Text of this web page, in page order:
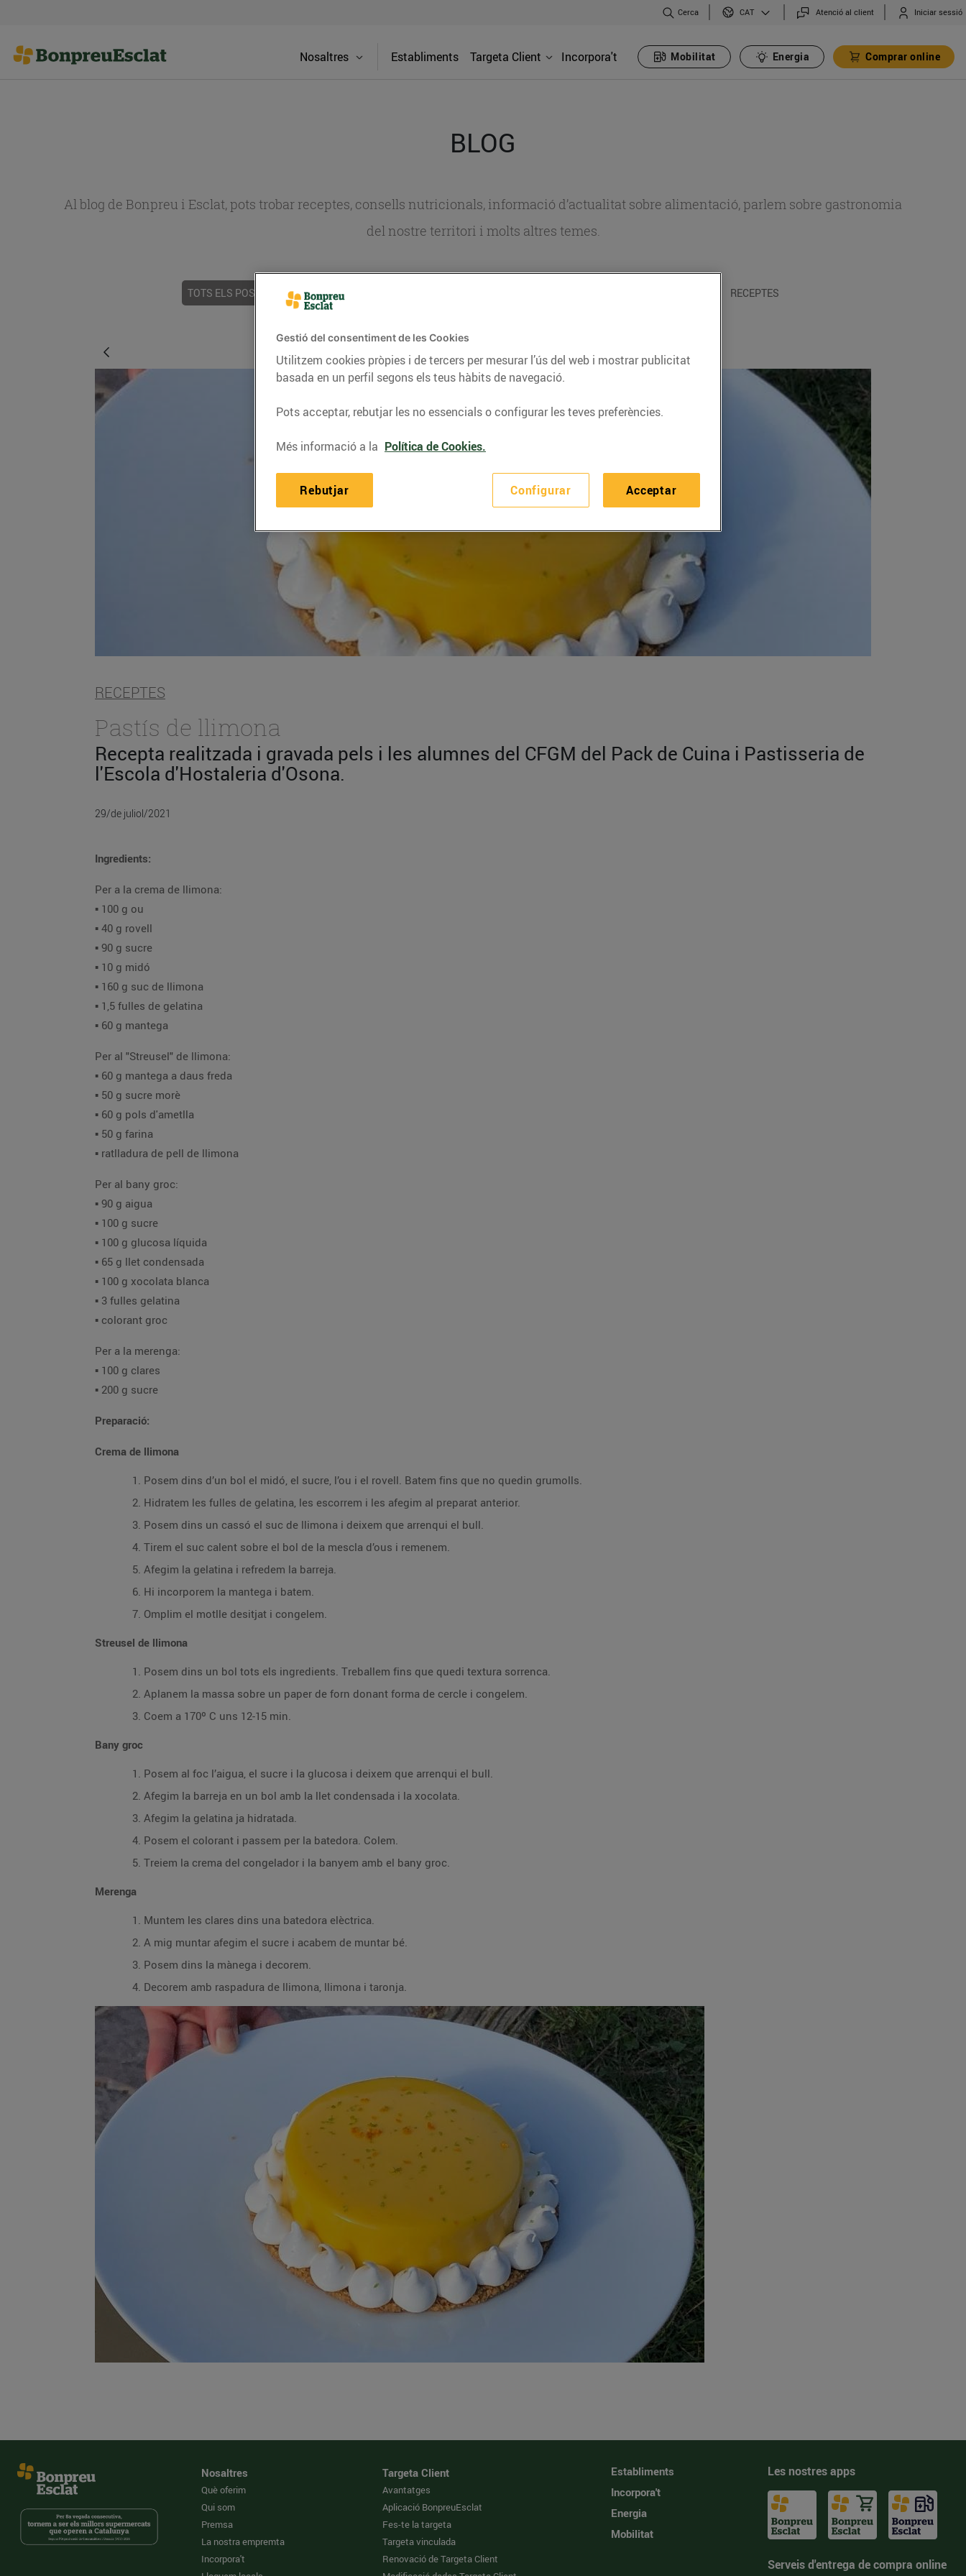
Cerca CAT Atenció al client Iniciar sessió
Nosaltres Establiments Targeta Client Incorpora't Mobilitat Energia Comprar online
BLOG
Al blog de Bonpreu i Esclat, pots trobar receptes, consells nutricionals, informació d’actualitat sobre alimentació, parlem sobre gastronomia
del nostre territori i molts altres temes.
TOTS ELS POSTS ACTUALITAT RECEPTES
RECEPTES
Pastís de llimona
Recepta realitzada i gravada pels i les alumnes del CFGM del Pack de Cuina i Pastisseria de
l'Escola d'Hostaleria d'Osona.
29/de juliol/2021
Ingredients:
Per a la crema de llimona:
▪️ 100 g ou
▪️ 40 g rovell
▪️ 90 g sucre
▪️ 10 g midó
▪️ 160 g suc de llimona
▪️ 1,5 fulles de gelatina
▪️ 60 g mantega
Per al "Streusel" de llimona:
▪️ 60 g mantega a daus freda
▪️ 50 g sucre morè
▪️ 60 g pols d'ametlla
▪️ 50 g farina
▪️ ratlladura de pell de llimona
Per al bany groc:
▪️ 90 g aigua
▪️ 100 g sucre
▪️ 100 g glucosa líquida
▪️ 65 g llet condensada
▪️ 100 g xocolata blanca
▪️ 3 fulles gelatina
▪️ colorant groc
Per a la merenga:
▪️ 100 g clares
▪️ 200 g sucre
Preparació:
Crema de llimona
Posem dins d’un bol el midó, el sucre, l’ou i el rovell. Batem fins que no quedin grumolls.
Hidratem les fulles de gelatina, les escorrem i les afegim al preparat anterior.
Posem dins un cassó el suc de llimona i deixem que arrenqui el bull.
Tirem el suc calent sobre el bol de la mescla d’ous i remenem.
Afegim la gelatina i refredem la barreja.
Hi incorporem la mantega i batem.
Omplim el motlle desitjat i congelem.
Streusel de llimona
Posem dins un bol tots els ingredients. Treballem fins que quedi textura sorrenca.
Aplanem la massa sobre un paper de forn donant forma de cercle i congelem.
Coem a 170º C uns 12-15 min.
Bany groc
Posem al foc l’aigua, el sucre i la glucosa i deixem que arrenqui el bull.
Afegim la barreja en un bol amb la llet condensada i la xocolata.
Afegim la gelatina ja hidratada.
Posem el colorant i passem per la batedora. Colem.
Treiem la crema del congelador i la banyem amb el bany groc.
Merenga
Muntem les clares dins una batedora elèctrica.
A mig muntar afegim el sucre i acabem de muntar bé.
Posem dins la mànega i decorem.
Decorem amb raspadura de llimona, llimona i taronja.
Nosaltres
Què oferim
Qui som
Premsa
La nostra empremta
Incorpora't
Targeta Client
Avantatges
Aplicació BonpreuEsclat
Fes-te la targeta
Targeta vinculada
Renovació de Targeta Client
Establiments
Incorpora't
Energia
Mobilitat
Les nostres apps
Serveis d'entrega de compra online
Gestió del consentiment de les Cookies
Utilitzem cookies pròpies i de tercers per mesurar l’ús del web i mostrar publicitat
basada en un perfil segons els teus hàbits de navegació.
Pots acceptar, rebutjar les no essencials o configurar les teves preferències.
Més informació a la Política de Cookies.
Configurar
Rebutjar Acceptar